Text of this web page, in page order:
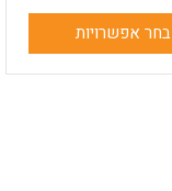
בחר אפשרויות